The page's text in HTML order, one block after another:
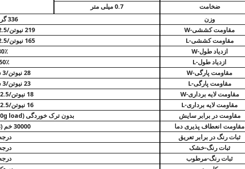
ضخامت
0.7 میلی متر
وزن
336 گرم/㎡
مقاومت کششی-W
219 نیوتن/2.5 سانتی متر
مقاومت کششی-L
165 نیوتن/2.5 سانتی متر
ازدیاد طول-W
ازدیاد طول-L
مقاومت پارگی-W
28 نیوتن/3 سانتی متر
مقاومت پارگی-L
23 نیوتن/3 سانتی متر
مقاومت لایه برداری-W
18 نیوتن/2.5 سانتی متر
مقاومت لایه برداری-L
16 نیوتن/2.5 سانتی متر
مقاومت در برابر سایش
بدون ترک خوردگی (Taber H-18/80ciecle-750g load)
مقاومت انعطاف پذیری دما
30000 خم (23+/-2℃)
ثبات رنگ در برابر تعریق
ثبات رنگ-خشک
ثبات رنگ-مرطوب